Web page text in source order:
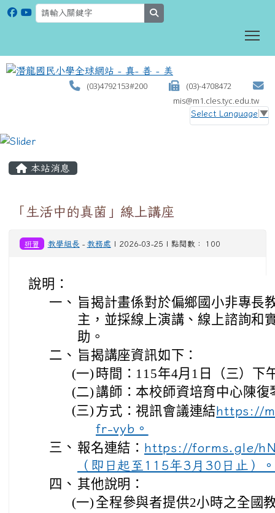
(03)4792153#200
(03)-4708472
mis@m1.cles.tyc.edu.tw
Select Language ▼
本站消息
「生活中的真菌」線上講座
研習 教學組長 - 教務處 | 2026-03-25 | 點閱數： 100
說明：
一、 旨揭計畫係對於偏鄉國小非專長
主，並採線上演講、線上諮詢和
助。
二、 旨揭講座資訊如下：
(一) 時間：115年4月1日（三）下
(二)講師：本校師資培育中心陳復
(三) 方式：視訊會議連結https://
fr-vyb。
三、 報名連結： https://forms.gle/
（即日起至115年3月30日止）。
四、 其他說明：
(一) 全程參與者提供2小時之全國